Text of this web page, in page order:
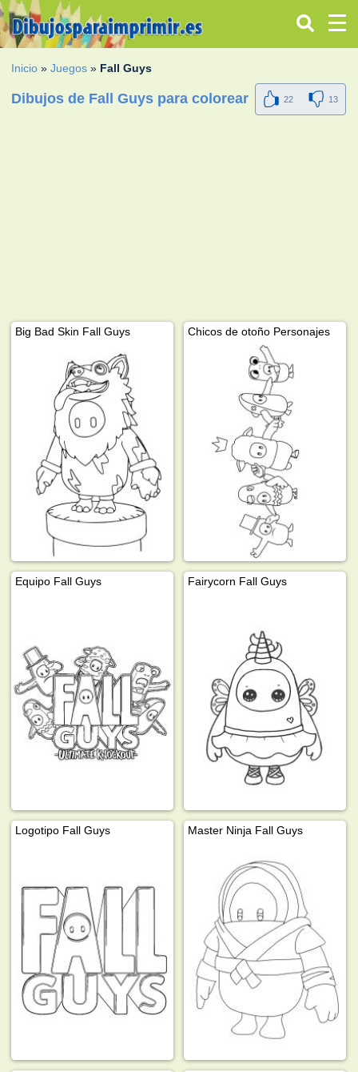
Inicio »Juegos » Fall Guys
Dibujos de Fall Guys para colorear 22 13
Big Bad Skin Fall Guys Chicos de otoño Personajes
Equipo Fall Guys Fairycorn Fall Guys
Logotipo Fall Guys Master Ninja Fall Guys